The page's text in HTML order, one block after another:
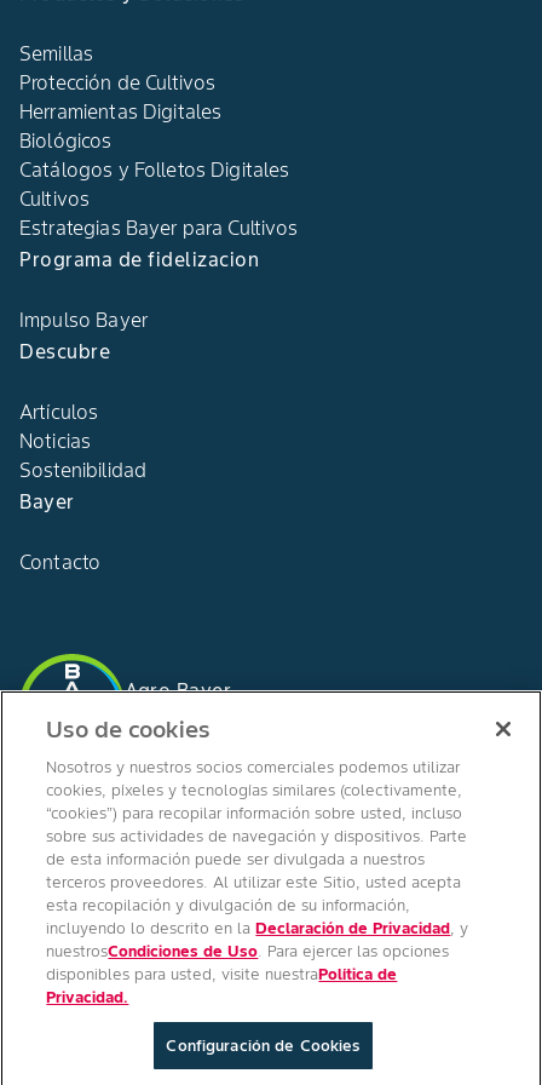
Semillas
Protección de Cultivos
Herramientas Digitales
Biológicos
Catálogos y Folletos Digitales
Cultivos
Estrategias Bayer para Cultivos
Programa de fidelizacion
Impulso Bayer
Descubre
Artículos
Noticias
Sostenibilidad
Bayer
Contacto
Agro Bayer
España
SÍGUENOS EN
Copyright © Bayer Crop Science 2024
Condiciones Generales de Uso
Configuración de Cookies
Uso de cookies
Nosotros y nuestros socios comerciales podemos utilizar
cookies, píxeles y tecnologías similares (colectivamente,
“cookies”) para recopilar información sobre usted, incluso
sobre sus actividades de navegación y dispositivos. Parte
de esta información puede ser divulgada a nuestros
terceros proveedores. Al utilizar este Sitio, usted acepta
esta recopilación y divulgación de su información,
incluyendo lo descrito en laDeclaración de Privacidad, y
nuestrosCondiciones de Uso. Para ejercer las opciones
disponibles para usted, visite nuestraPolítica de
Privacidad.
Configuración de Cookies